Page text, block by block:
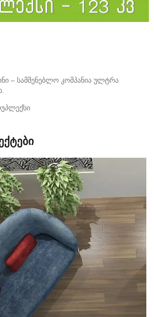
– სამშენებლო კომპანია ულტრა